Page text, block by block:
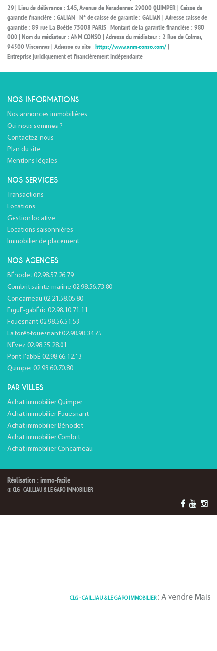
29 | Lieu de délivrance : 145, Avenue de Keradennec 29000 QUIMPER | Caisse de
garantie financière : GALIAN | N° de caisse de garantie : GALIAN | Adresse caisse de
garantie : 89 rue La Boétie 75008 PARIS | Montant de la garantie financière : 980
000 | Nom du médiateur : ANM CONSO | Adresse du médiateur : 2 Rue de Colmar,
94300 Vincennes | Adresse du site : https://www.anm-conso.com/
Entreprise juridiquement et financièrement indépendante
NOS INFORMATIONS
Nos annonces immobilières
Qui nous sommes ?
Contactez-nous
Plan du site
Mentions légales
NOS SERVICES
Transactions
Locations
Gestion locative
Locations saisonnières
Immobilier de placement
NOS AGENCES
BÉnodet 02.98.57.26.79
Combrit sainte-marine 02.98.56.73.80
Concarneau 02.21.58.05.80
ErguÉ-gabÉric 02.98.10.71.11
Fouesnant 02.98.56.51.53
La forêt-fouesnant 02.98.98.34.75
NÉvez 02.98.35.28.01
Pont-l'abbÉ 02.98.66.12.13
Quimper 02.98.60.70.80
PAR VILLES
Achat immobilier Quimper
Achat immobilier Fouesnant
Achat immobilier Bénodet
Achat immobilier Combrit
Achat immobilier Concarneau
Réalisation : immo-facile
© CLG - CAILLIAU & LE GARO IMMOBILIER
CLG - CAILLIAU & LE GARO IMMOBILIER: A vendre Maison 130 m²